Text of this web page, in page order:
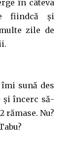
în câteva
fiindcă și
zile de
sună des
și încerc să-
rămase. Nu?